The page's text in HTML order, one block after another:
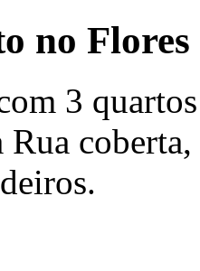
no
3
Rua